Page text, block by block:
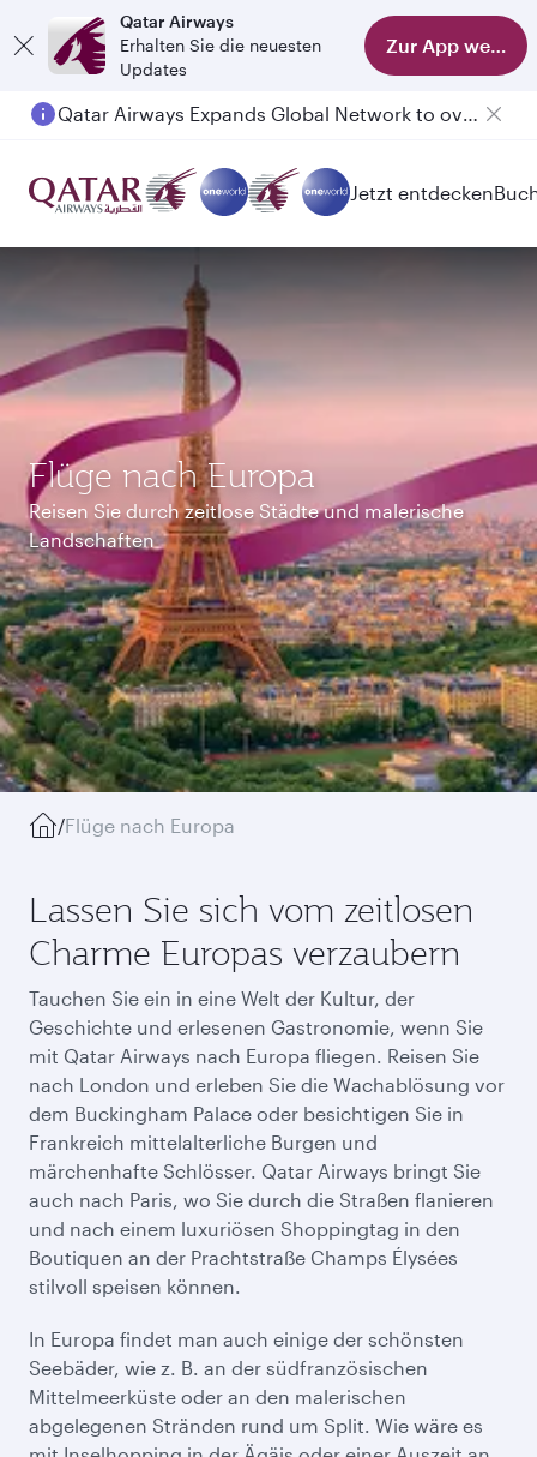
Qatar Airways
Erhalten Sie die neuesten
Updates
Zur App
Qatar Airways Expands Global Network to over 160 Destinations
Passengers flying between Doha and Auckland on QR914 and QR915
Jetzt entdecken
Flüge nach Europa
Reisen Sie durch zeitlose Städte und malerische
Landschaften
/Flüge nach Europa
Lassen Sie sich vom zeitlosen
Charme Europas verzaubern
Tauchen Sie ein in eine Welt der Kultur, der
Geschichte und erlesenen Gastronomie, wenn Sie
mit Qatar Airways nach Europa fliegen. Reisen Sie
nach London und erleben Sie die Wachablösung vor
dem Buckingham Palace oder besichtigen Sie in
Frankreich mittelalterliche Burgen und
märchenhafte Schlösser. Qatar Airways bringt Sie
auch nach Paris, wo Sie durch die Straßen flanieren
und nach einem luxuriösen Shoppingtag in den
Boutiquen an der Prachtstraße Champs Élysées
stilvoll speisen können.
In Europa findet man auch einige der schönsten
Seebäder, wie z. B. an der südfranzösischen
Mittelmeerküste oder an den malerischen
abgelegenen Stränden rund um Split. Wie wäre es